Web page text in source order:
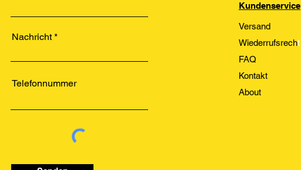
Nachricht
Telefonnummer
Kundenservice
Versand
Wiederrufsrecht
FAQ
Kontakt
About